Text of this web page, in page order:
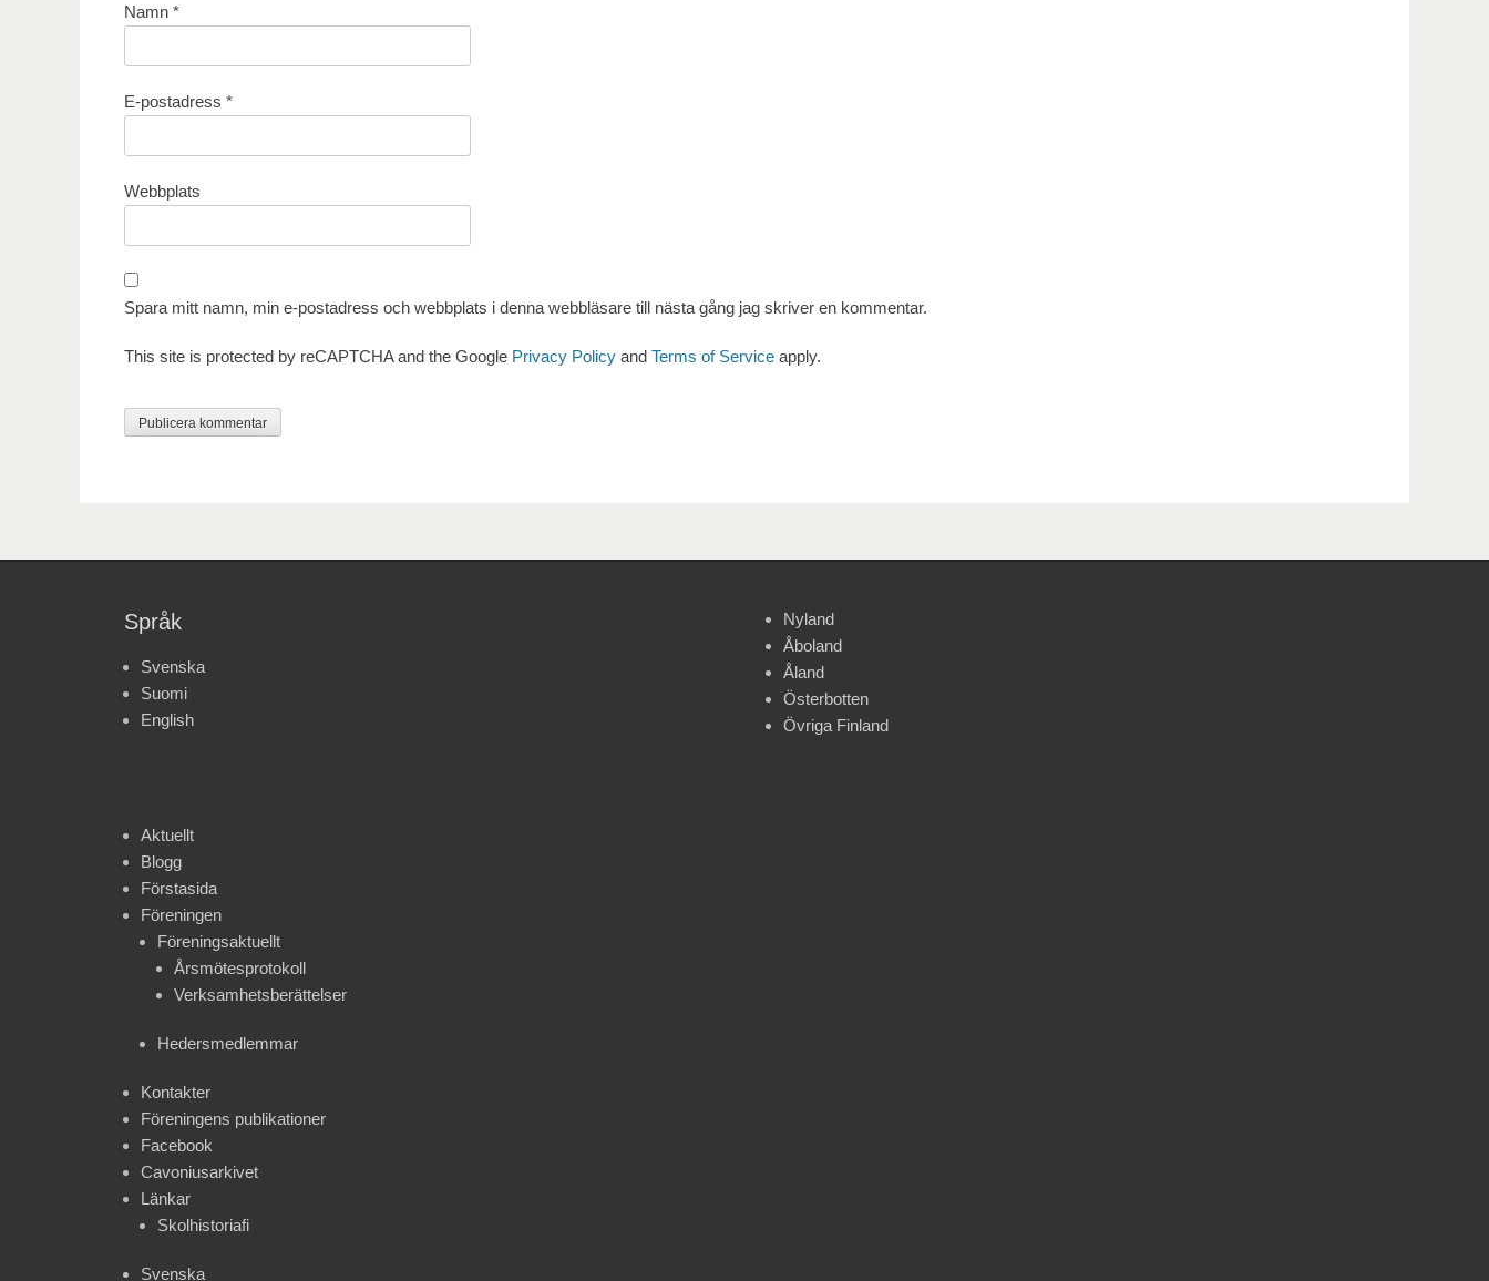
Namn *
E-postadress *
Webbplats
Spara mitt namn, min e-postadress och webbplats i denna webbläsare till nästa gång jag skriver en kommentar.
This site is protected by reCAPTCHA and the Google Privacy Policy and Terms of Service apply.
Språk
Svenska
Suomi
English
Aktuellt
Blogg
Förstasida
Föreningen
Föreningsaktuellt
Årsmötesprotokoll
Verksamhetsberättelser
Hedersmedlemmar
Kontakter
Föreningens publikationer
Facebook
Cavoniusarkivet
Länkar
Skolhistoriafi
Svenska
Nyland
Åboland
Åland
Österbotten
Övriga Finland